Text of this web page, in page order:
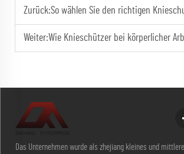
Zurück:So wählen Sie den richtigen Knieschutz für
Weiter:Wie Knieschützer bei körperlicher Arbeit vor
Das Unternehmen wurde als zhejiang kleines und